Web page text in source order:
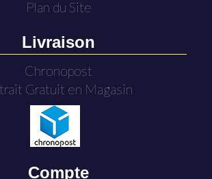
Plan du Site
Livraison
Chronopost
Gratuit en Magasin
Compte